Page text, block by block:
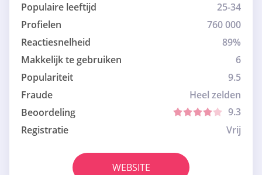
Populaire leeftijd
25-34
Profielen
760 000
Reactiesnelheid
89%
Makkelijk te gebruiken
6
Populariteit
9.5
Fraude
Heel zelden
Beoordeling
9.3
Registratie
Vrij
WEBSITE